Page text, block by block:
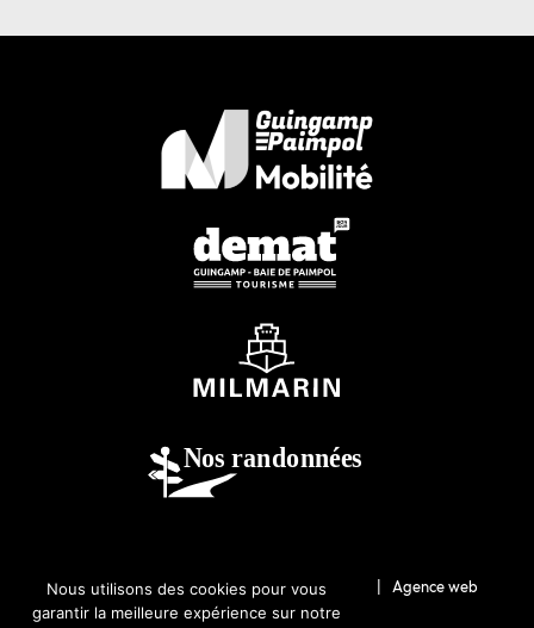
© 2026-Guingamp-Paimpol Agglomération | Agence web
Lannion : Coqueliko
Nous utilisons des cookies pour vous
garantir la meilleure expérience sur notre